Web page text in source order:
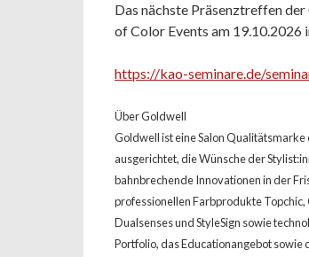
Das nächste Präsenztreffen
of Color Events am 19.10.2026
https://kao-seminare.de/
Über Goldwell
Goldwell ist eine Salon
ausgerichtet, die Wünsche der
bahnbrechende Innovationen in der
professionellen Farbprodukte
Dualsenses und StyleSign sowie
Portfolio, das Educationangebot sowie